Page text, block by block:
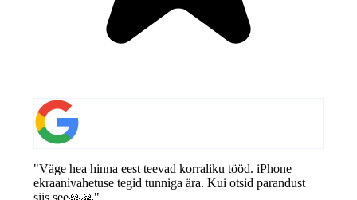
"Väge hea hinna eest teevad korraliku tööd. iPhone
ekraanivahetuse tegid tunniga ära. Kui otsid parandust